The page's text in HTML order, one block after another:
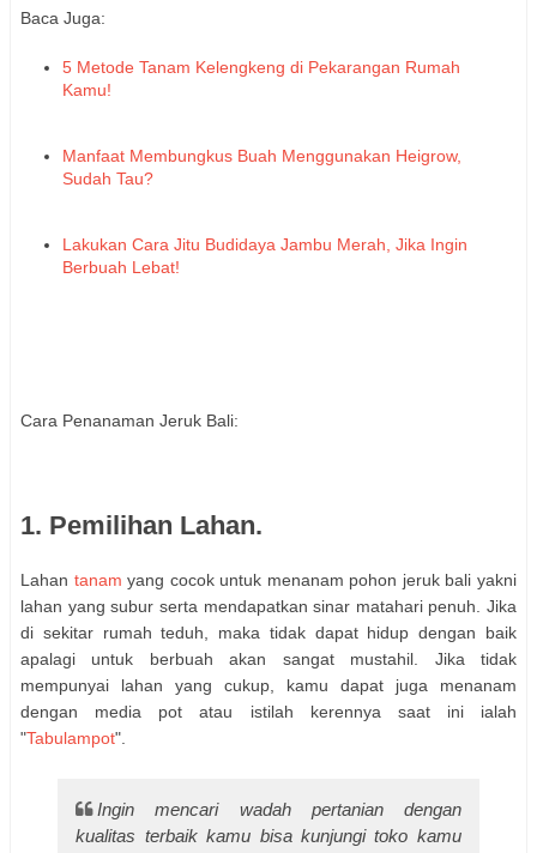
Baca Juga:
5 Metode Tanam Kelengkeng di Pekarangan Rumah
Kamu!
Manfaat Membungkus Buah Menggunakan Heigrow,
Sudah Tau?
Lakukan Cara Jitu Budidaya Jambu Merah, Jika Ingin
Berbuah Lebat!
Cara Penanaman Jeruk Bali:
1. Pemilihan Lahan.
Lahan tanamyang cocok untuk menanam pohon jeruk bali yakni
lahan yang subur serta mendapatkan sinar matahari penuh. Jika
di sekitar rumah teduh, maka tidak dapat hidup dengan baik
apalagi untuk berbuah akan sangat mustahil. Jika tidak
mempunyai lahan yang cukup, kamu dapat juga menanam
dengan media pot atau istilah kerennya saat ini ialah
"Tabulampot".
Ingin mencari wadah pertanian dengan
kualitas terbaik kamu bisa kunjungi toko kamu